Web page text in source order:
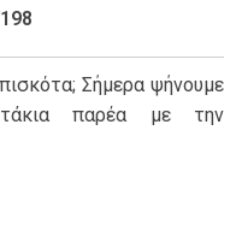
Σήμερα ψήνουμε
παρέα με την